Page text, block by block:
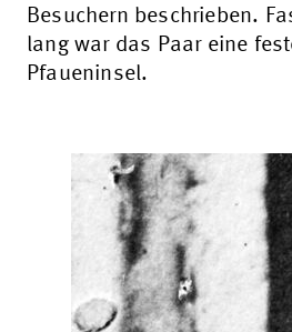
Besuchern beschrieben.
lang war das Paar eine
Pfaueninsel.